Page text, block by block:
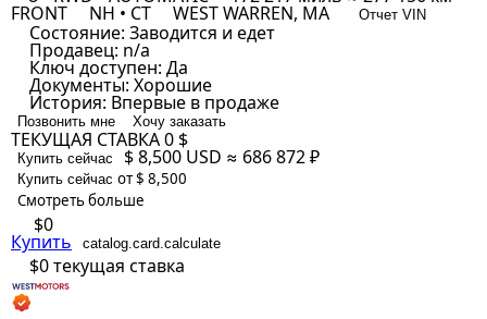
FRONT NH • CT WEST WARREN, MA Отчет VIN
Состояние: Заводится и едет
Продавец: n/a
Ключ доступен: Да
Документы: Хорошие
История: Впервые в продаже
Позвонить мне Хочу заказать
ТЕКУЩАЯ СТАВКА0 $
Купить сейчас $ 8,500 USD ≈ 686 872 ₽
Купить сейчас от $ 8,500
Смотреть больше
$0
Купить catalog.card.calculate
$0текущая ставка